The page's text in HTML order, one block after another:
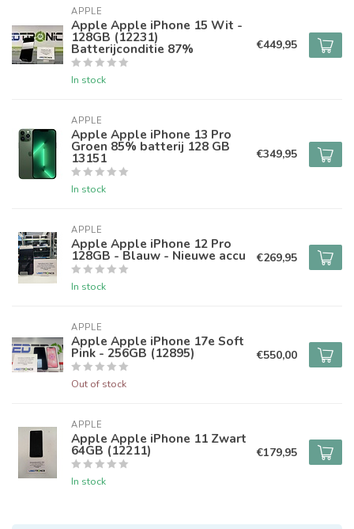
APPLE
Apple Apple iPhone 15 Wit -
128GB (12231)
Batterijconditie 87%
In stock
€449,95
APPLE
Apple Apple iPhone 13 Pro
Groen 85% batterij 128 GB
13151
In stock
€349,95
APPLE
Apple Apple iPhone 12 Pro
128GB - Blauw - Nieuwe accu
In stock
€269,95
APPLE
Apple Apple iPhone 17e Soft
Pink - 256GB (12895)
Out of stock
€550,00
APPLE
Apple Apple iPhone 11 Zwart
64GB (12211)
In stock
€179,95